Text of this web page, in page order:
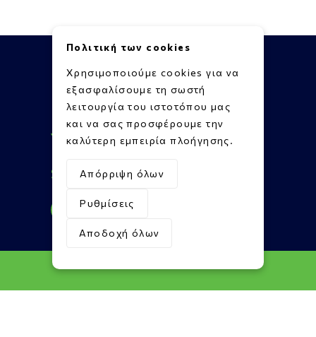
Πληροφορίες
Υποστήριξη
Social Media
Πολιτική των cookies
Χρησιμοποιούμε cookies για να
εξασφαλίσουμε τη σωστή
λειτουργία του ιστοτόπου μας
και να σας προσφέρουμε την
καλύτερη εμπειρία πλοήγησης.
Απόρριψη όλων
Ρυθμίσεις
Αποδοχή όλων